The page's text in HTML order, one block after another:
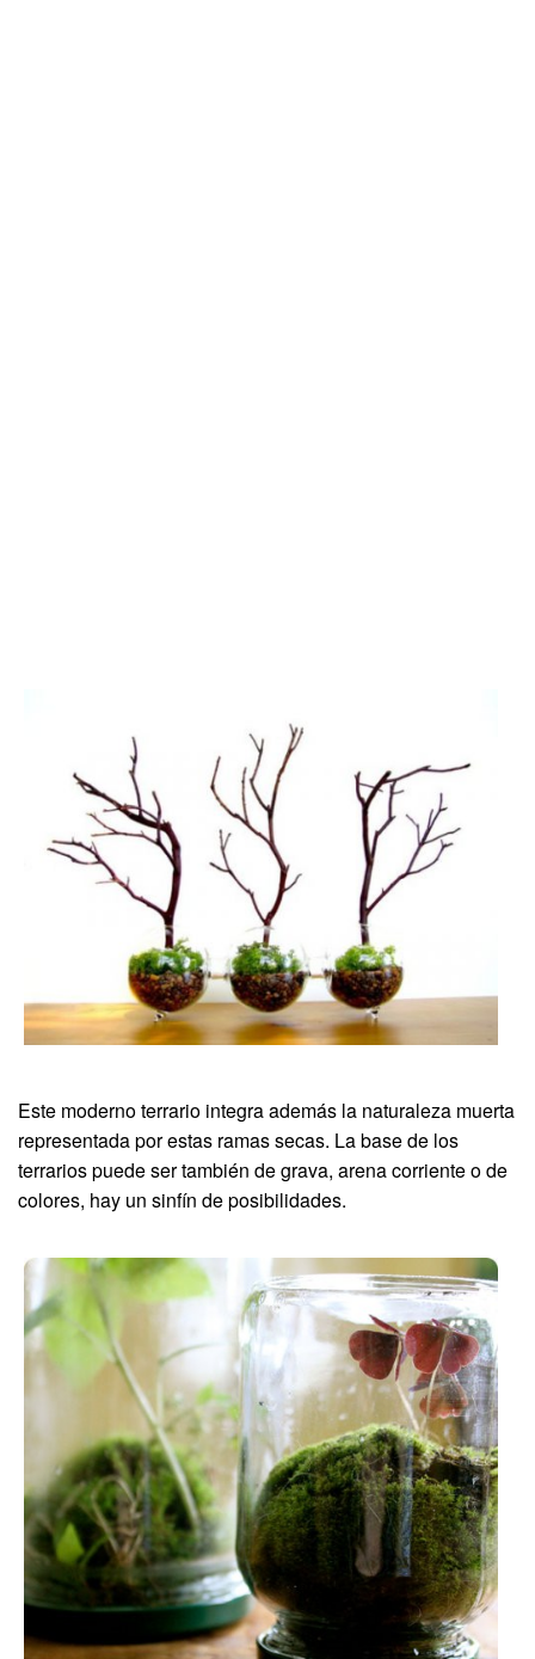
Este moderno terrario integra además la naturaleza muerta
representada por estas ramas secas. La base de los
terrarios puede ser también de grava, arena corriente o de
colores, hay un sinfín de posibilidades.